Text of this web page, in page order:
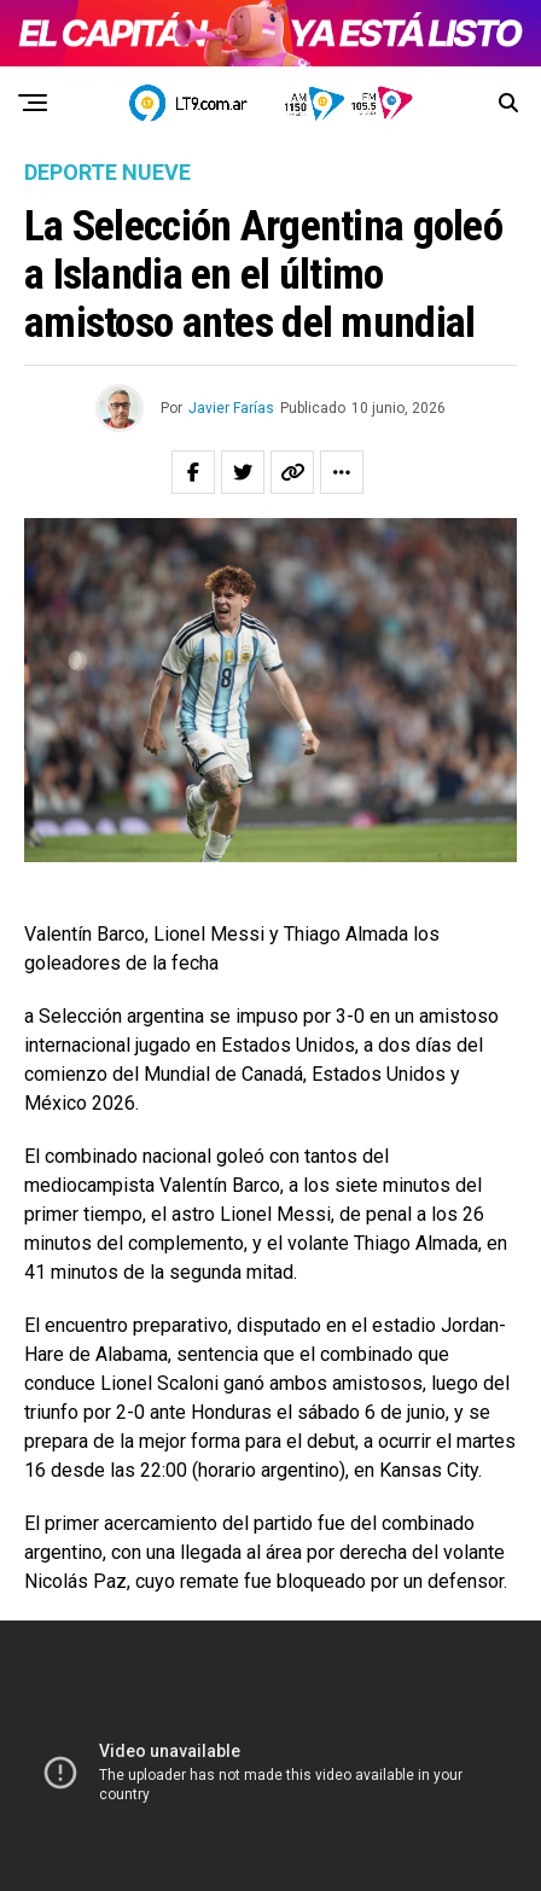
DEPORTE NUEVE
La Selección Argentina goleó
a Islandia en el último
amistoso antes del mundial
Por Javier Farías Publicado 10 junio, 2026
Valentín Barco, Lionel Messi y Thiago Almada los
goleadores de la fecha
a Selección argentina se impuso por 3-0 en un amistoso
internacional jugado en Estados Unidos, a dos días del
comienzo del Mundial de Canadá, Estados Unidos y
México 2026.
El combinado nacional goleó con tantos del
mediocampista Valentín Barco, a los siete minutos del
primer tiempo, el astro Lionel Messi, de penal a los 26
minutos del complemento, y el volante Thiago Almada, en
41 minutos de la segunda mitad.
El encuentro preparativo, disputado en el estadio Jordan-
Hare de Alabama, sentencia que el combinado que
conduce Lionel Scaloni ganó ambos amistosos, luego del
triunfo por 2-0 ante Honduras el sábado 6 de junio, y se
prepara de la mejor forma para el debut, a ocurrir el martes
16 desde las 22:00 (horario argentino), en Kansas City.
El primer acercamiento del partido fue del combinado
argentino, con una llegada al área por derecha del volante
Nicolás Paz, cuyo remate fue bloqueado por un defensor.